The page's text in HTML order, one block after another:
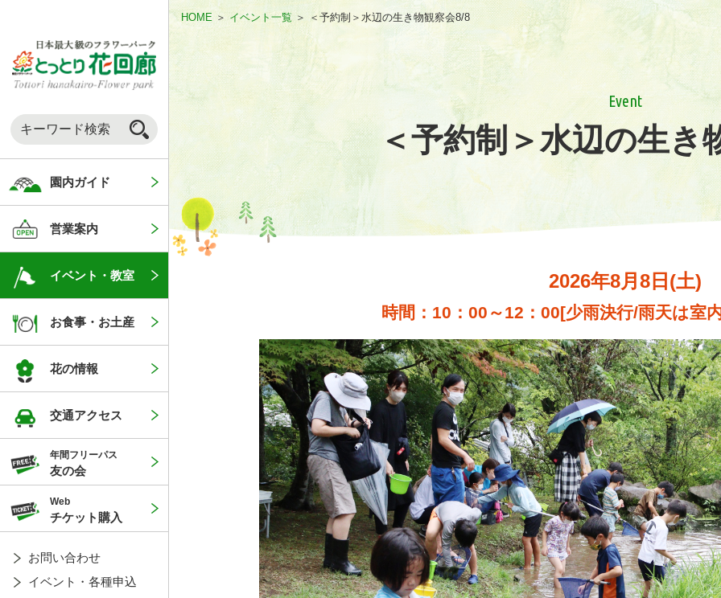
園内ガイド
営業案内
イベント・教室
お食事・お土産
花の情報
交通アクセス
年間フリーパス
友の会
Web
チケット購入
お問い合わせ
イベント・各種申込
HOME＞イベント一覧 ＞ ＜予約制＞水辺の生き物観察会8/8
Event
＜予約制＞水辺の生き
2026年8月8日(土)
時間：10：00～12：00[少雨決行/雨天は室